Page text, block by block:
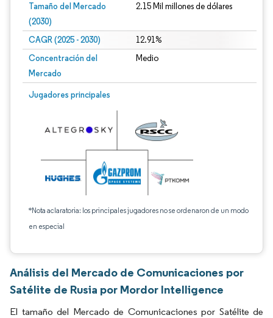
Tamaño del Mercado
(2030)
2.15 Mil millones de dólares
CAGR (2025 - 2030) 12.91%
Concentración del
Mercado
Medio
Jugadores principales
*Nota aclaratoria: los principales jugadores no se ordenaron de un modo
en especial
Análisis del Mercado de Comunicaciones por
Satélite de Rusia por Mordor Intelligence
El tamaño del Mercado de Comunicaciones por Satélite de